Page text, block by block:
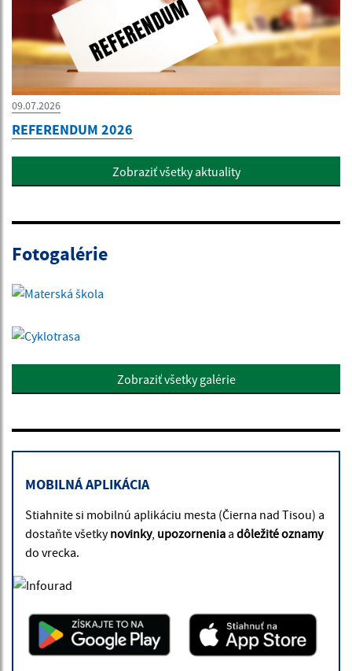
09.07.2026
REFERENDUM 2026
Zobraziť všetky aktuality
Fotogalérie
Zobraziť všetky galérie
MOBILNÁ APLIKÁCIA
Stiahnite si mobilnú aplikáciu mesta (Čierna nad Tisou) a
dostaňte všetkynovinky, upozornenia a dôležité oznamy
do vrecka.